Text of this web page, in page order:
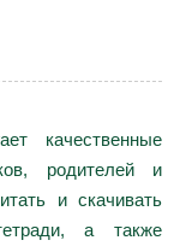
качественные
родителей и
и скачивать
а также